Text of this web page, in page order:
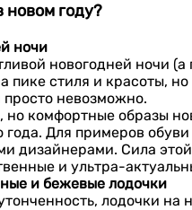
новом году?
ночи
новогодней ночи
пике стиля и красоты,
просто невозможно.
комфортные образы
года. Для примеров
дизайнерами. Сила
и ультра-
и бежевые лодочки
лодочки